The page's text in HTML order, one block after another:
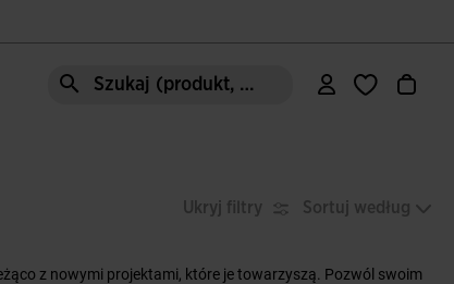
Szukaj (produkt, styl, obszar, ect.)
Ukryj filtry Sortuj według
z nowymi projektami, które je towarzyszą. Pozwól swoim